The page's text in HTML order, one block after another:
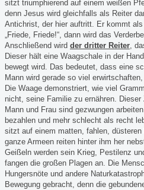
sitzt triumphierend auf einem weißen
denn Jesus wird gleichfalls als Reiter
Antichrist, der hier auftritt. Er kommt
„Friede, Friede!“, dann wird das
Anschließend wird der dritter Reiter ,
Dieser hält eine Waagschale in der
bewegt wird. Das bedeutet, dass eine
Mann wird gerade so viel
Die Waage demonstriert, wie viel
nicht, seine Familie zu ernähren.
Mann und Frau sind gezwungen
bezahlen und mehr schlecht als recht
sitzt auf einem matten, fahlen,
ganze Armeen reiten hinter ihm her
Geißeln werden sein Krieg, Pestilenz
fangen die großen Plagen an. Die
Hungersnöte und andere
Bewegung gebracht, denn die